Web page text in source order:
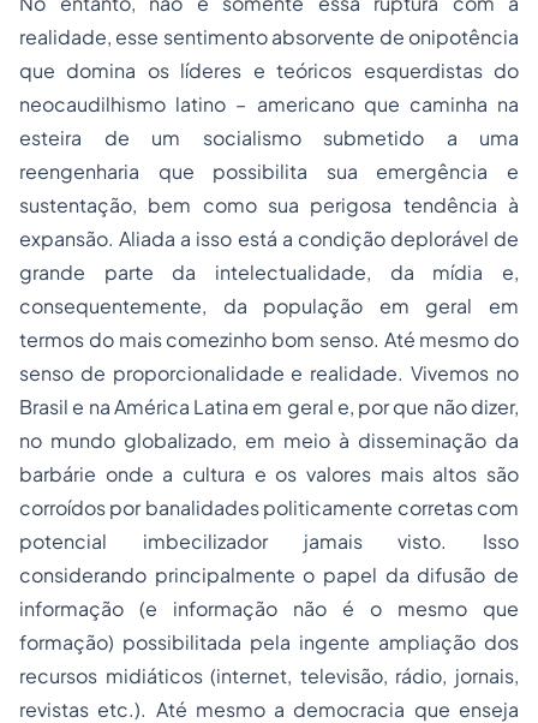
realidade, esse sentimento absorvente de onipotência
que domina os líderes e teóricos esquerdistas do
neocaudilhismo latino – americano que caminha na
esteira de um socialismo submetido a uma
reengenharia que possibilita sua emergência e
sustentação, bem como sua perigosa tendência à
expansão. Aliada a isso está a condição deplorável de
grande parte da intelectualidade, da mídia e,
consequentemente, da população em geral em
termos do mais comezinho bom senso. Até mesmo do
senso de proporcionalidade e realidade. Vivemos no
Brasil e na América Latina em geral e, por que não dizer,
no mundo globalizado, em meio à disseminação da
barbárie onde a cultura e os valores mais altos são
corroídos por banalidades politicamente corretas com
potencial imbecilizador jamais visto. Isso
considerando principalmente o papel da difusão de
informação (e informação não é o mesmo que
formação) possibilitada pela ingente ampliação dos
recursos midiáticos (internet, televisão, rádio, jornais,
revistas etc.). Até mesmo a democracia que enseja